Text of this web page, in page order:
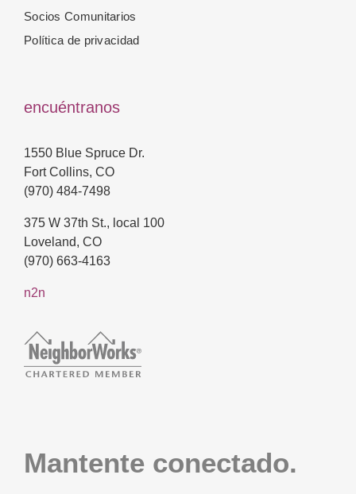
Socios Comunitarios
Política de privacidad
encuéntranos
1550 Blue Spruce Dr.
Fort Collins, CO
(970) 484-7498
375 W 37th St., local 100
Loveland, CO
(970) 663-4163
n2n
Mantente conectado.